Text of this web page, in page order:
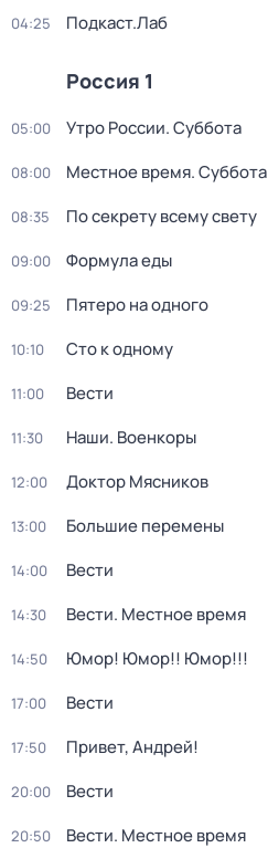
04:25 Подкаст.Лаб
Россия 1
05:00 Утро России. Суббота
08:00 Местное время. Суббота
08:35 По секрету всему свету
09:00 Формула еды
09:25 Пятеро на одного
10:10 Сто к одному
11:00 Вести
11:30 Наши. Военкоры
12:00 Доктор Мясников
13:00 Большие перемены
14:00 Вести
14:30 Вести. Местное время
14:50 Юмор! Юмор!! Юмор!!!
17:00 Вести
17:50 Привет, Андрей!
20:00 Вести
20:50 Вести. Местное время